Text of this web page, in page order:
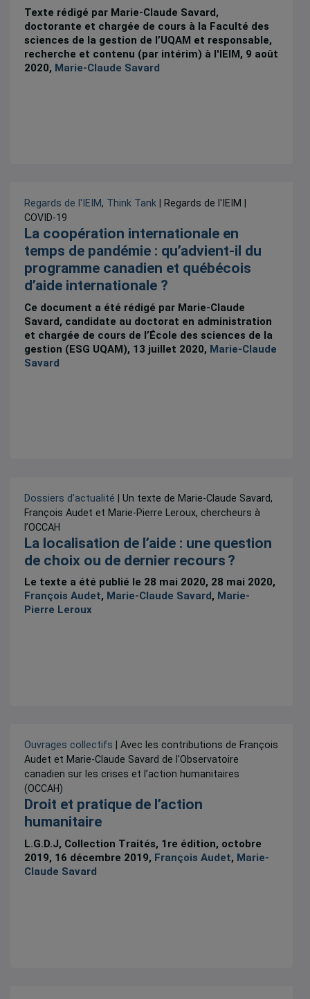
Texte rédigé par Marie-Claude Savard,
doctorante et chargée de cours à la Faculté des
sciences de la gestion de l’UQAM et responsable,
recherche et contenu (par intérim) à l'IEIM, 9 août
2020, Marie-Claude Savard
Regards de l'IEIM, Think Tank | Regards de l'IEIM |
COVID-19
La coopération internationale en
temps de pandémie : qu’advient-il du
programme canadien et québécois
d’aide internationale ?
Ce document a été rédigé par Marie-Claude
Savard, candidate au doctorat en administration
et chargée de cours de l’École des sciences de la
gestion (ESG UQAM), 13 juillet 2020, Marie-Claude
Savard
Dossiers d’actualité | Un texte de Marie-Claude Savard,
François Audet et Marie-Pierre Leroux, chercheurs à
l’OCCAH
La localisation de l’aide : une question
de choix ou de dernier recours ?
Le texte a été publié le 28 mai 2020, 28 mai 2020,
François Audet, Marie-Claude Savard, Marie-
Pierre Leroux
Ouvrages collectifs | Avec les contributions de François
Audet et Marie-Claude Savard de l'Observatoire
canadien sur les crises et l’action humanitaires
(OCCAH)
Droit et pratique de l’action
humanitaire
L.G.D.J, Collection Traités, 1re édition, octobre
2019, 16 décembre 2019, François Audet, Marie-
Claude Savard